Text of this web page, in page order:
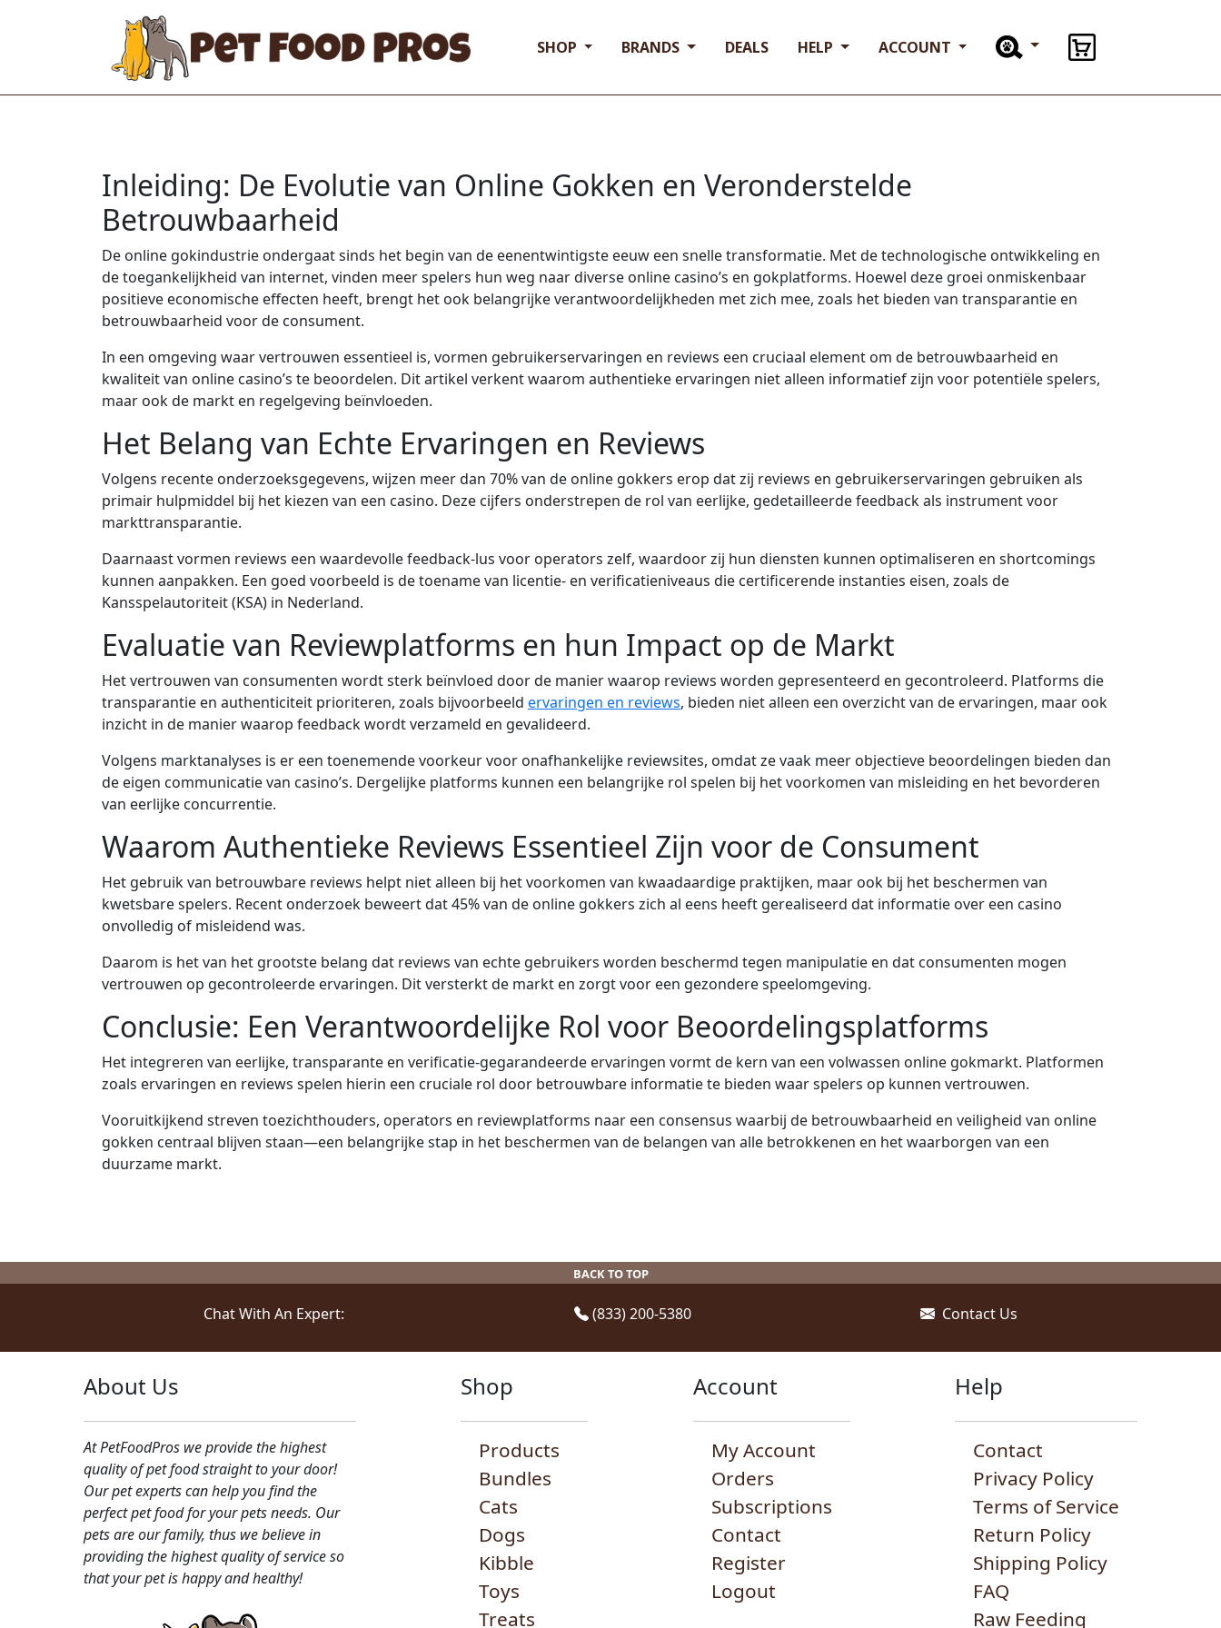
SHOP BRANDS DEALS HELP ACCOUNT
Inleiding: De Evolutie van Online Gokken en Veronderstelde
Betrouwbaarheid
De online gokindustrie ondergaat sinds het begin van de eenentwintigste eeuw een snelle transformatie. Met de technologische ontwikkeling en
de toegankelijkheid van internet, vinden meer spelers hun weg naar diverse online casino’s en gokplatforms. Hoewel deze groei onmiskenbaar
positieve economische effecten heeft, brengt het ook belangrijke verantwoordelijkheden met zich mee, zoals het bieden van transparantie en
betrouwbaarheid voor de consument.
In een omgeving waar vertrouwen essentieel is, vormen gebruikerservaringen en reviews een cruciaal element om de betrouwbaarheid en
kwaliteit van online casino’s te beoordelen. Dit artikel verkent waarom authentieke ervaringen niet alleen informatief zijn voor potentiële spelers,
maar ook de markt en regelgeving beïnvloeden.
Het Belang van Echte Ervaringen en Reviews
Volgens recente onderzoeksgegevens, wijzen meer dan 70% van de online gokkers erop dat zij reviews en gebruikerservaringen gebruiken als
primair hulpmiddel bij het kiezen van een casino. Deze cijfers onderstrepen de rol van eerlijke, gedetailleerde feedback als instrument voor
markttransparantie.
Daarnaast vormen reviews een waardevolle feedback-lus voor operators zelf, waardoor zij hun diensten kunnen optimaliseren en shortcomings
kunnen aanpakken. Een goed voorbeeld is de toename van licentie- en verificatieniveaus die certificerende instanties eisen, zoals de
Kansspelautoriteit (KSA) in Nederland.
Evaluatie van Reviewplatforms en hun Impact op de Markt
Het vertrouwen van consumenten wordt sterk beïnvloed door de manier waarop reviews worden gepresenteerd en gecontroleerd. Platforms die
transparantie en authenticiteit prioriteren, zoals bijvoorbeeld ervaringen en reviews, bieden niet alleen een overzicht van de ervaringen, maar ook
inzicht in de manier waarop feedback wordt verzameld en gevalideerd.
Volgens marktanalyses is er een toenemende voorkeur voor onafhankelijke reviewsites, omdat ze vaak meer objectieve beoordelingen bieden dan
de eigen communicatie van casino’s. Dergelijke platforms kunnen een belangrijke rol spelen bij het voorkomen van misleiding en het bevorderen
van eerlijke concurrentie.
Waarom Authentieke Reviews Essentieel Zijn voor de Consument
Het gebruik van betrouwbare reviews helpt niet alleen bij het voorkomen van kwaadaardige praktijken, maar ook bij het beschermen van
kwetsbare spelers. Recent onderzoek beweert dat 45% van de online gokkers zich al eens heeft gerealiseerd dat informatie over een casino
onvolledig of misleidend was.
Daarom is het van het grootste belang dat reviews van echte gebruikers worden beschermd tegen manipulatie en dat consumenten mogen
vertrouwen op gecontroleerde ervaringen. Dit versterkt de markt en zorgt voor een gezondere speelomgeving.
Conclusie: Een Verantwoordelijke Rol voor Beoordelingsplatforms
Het integreren van eerlijke, transparante en verificatie-gegarandeerde ervaringen vormt de kern van een volwassen online gokmarkt. Platformen
zoals ervaringen en reviews spelen hierin een cruciale rol door betrouwbare informatie te bieden waar spelers op kunnen vertrouwen.
Vooruitkijkend streven toezichthouders, operators en reviewplatforms naar een consensus waarbij de betrouwbaarheid en veiligheid van online
gokken centraal blijven staan—een belangrijke stap in het beschermen van de belangen van alle betrokkenen en het waarborgen van een
duurzame markt.
BACK TO TOP
Chat With An Expert: (833) 200-5380 Contact Us
About Us
At PetFoodPros we provide the highest
quality of pet food straight to your door!
Our pet experts can help you find the
perfect pet food for your pets needs. Our
pets are our family, thus we believe in
providing the highest quality of service so
that your pet is happy and healthy!
Shop
Products
Bundles
Cats
Dogs
Kibble
Toys
Treats
Account
My Account
Orders
Subscriptions
Contact
Register
Logout
Help
Contact
Privacy Policy
Terms of Service
Return Policy
Shipping Policy
FAQ
Raw Feeding